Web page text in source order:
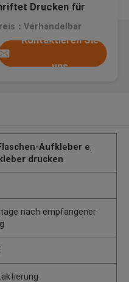
Drucken für
Eigenmarken-
：Verhandelbar
Kontaktieren Sie
uns
Aufkleber e,
drucken
nach empfangener